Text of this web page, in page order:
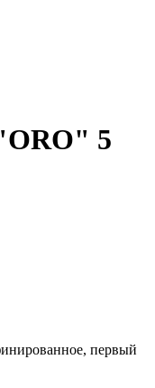
5
первый